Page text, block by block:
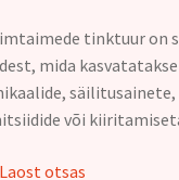
17.00€.tinktuur on
mida
või
Laost otsas